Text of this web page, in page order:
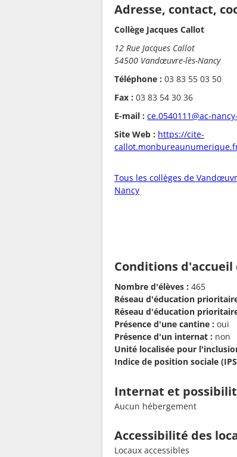
Adresse, contact,
Collège Jacques Callot
12 Rue Jacques Callot
54500 Vandœuvre-lès-Nancy
Téléphone : 03 83 55 03 50
Fax : 03 83 54 30 36
E-mail : ce.0540111@ac-
Site Web : https://cite-
Tous les collèges de
Nancy
Conditions
Nombre d'élèves : 465
Réseau d'éducation
Réseau d'éducation
Présence d'une cantine : oui
Présence d'un internat : non
Unité localisée pour
Indice de position sociale
Internat et
Aucun hébergement
Accessibilité des
Locaux accessibles